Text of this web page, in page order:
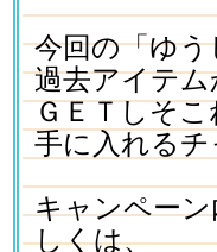
今回の「ゆ
過去アイテ
ＧＥＴしそ
手に入れるチ
キャンペー
しくは、